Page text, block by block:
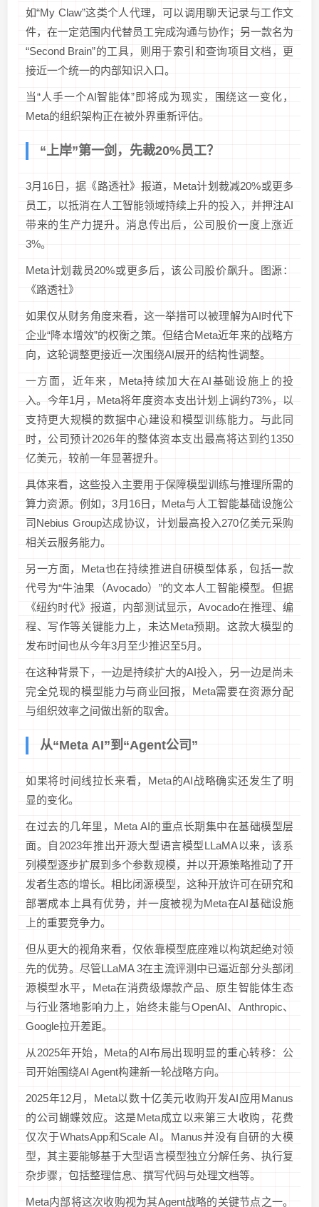
如“My Claw”这类个人代理，可以调用聊天记录与工作文
件，在一定范围内代替员工完成沟通与协作；另一款名为
“Second Brain”的工具，则用于索引和查询项目文档，更
接近一个统一的内部知识入口。
当“人手一个AI智能体”即将成为现实，围绕这一变化，
Meta的组织架构正在被外界重新评估。
“上岸”第一剑，先裁20%员工？
3月16日，据《路透社》报道，Meta计划裁减20%或更多
员工，以抵消在人工智能领域持续上升的投入，并押注AI
带来的生产力提升。消息传出后，公司股价一度上涨近
3%。
Meta计划裁员20%或更多后，该公司股价飙升。图源：
《路透社》
如果仅从财务角度来看，这一举措可以被理解为AI时代下
企业“降本增效”的权衡之策。但结合Meta近年来的战略方
向，这轮调整更接近一次围绕AI展开的结构性调整。
一方面，近年来，Meta持续加大在AI基础设施上的投
入。今年1月，Meta将年度资本支出计划上调约73%，以
支持更大规模的数据中心建设和模型训练能力。与此同
时，公司预计2026年的整体资本支出最高将达到约1350
亿美元，较前一年显著提升。
具体来看，这些投入主要用于保障模型训练与推理所需的
算力资源。例如，3月16日，Meta与人工智能基础设施公
司Nebius Group达成协议，计划最高投入270亿美元采购
相关云服务能力。
另一方面，Meta也在持续推进自研模型体系，包括一款
代号为“牛油果（Avocado）”的文本人工智能模型。但据
《纽约时代》报道，内部测试显示，Avocado在推理、编
程、写作等关键能力上，未达Meta预期。这款大模型的
发布时间也从今年3月至少推迟至5月。
在这种背景下，一边是持续扩大的AI投入，另一边是尚未
完全兑现的模型能力与商业回报，Meta需要在资源分配
与组织效率之间做出新的取舍。
从“Meta AI”到“Agent公司”
如果将时间线拉长来看，Meta的AI战略确实还发生了明
显的变化。
在过去的几年里，Meta AI的重点长期集中在基础模型层
面。自2023年推出开源大型语言模型LLaMA以来，该系
列模型逐步扩展到多个参数规模，并以开源策略推动了开
发者生态的增长。相比闭源模型，这种开放许可在研究和
部署成本上具有优势，并一度被视为Meta在AI基础设施
上的重要竞争力。
但从更大的视角来看，仅依靠模型底座难以构筑起绝对领
先的优势。尽管LLaMA 3在主流评测中已逼近部分头部闭
源模型水平，Meta在消费级爆款产品、原生智能体生态
与行业落地影响力上，始终未能与OpenAI、Anthropic、
Google拉开差距。
从2025年开始，Meta的AI布局出现明显的重心转移：公
司开始围绕AI Agent构建新一轮战略方向。
2025年12月，Meta以数十亿美元收购开发AI应用Manus
的公司蝴蝶效应。这是Meta成立以来第三大收购，花费
仅次于WhatsApp和Scale AI。Manus并没有自研的大模
型，其主要能够基于大型语言模型独立分解任务、执行复
杂步骤，包括整理信息、撰写代码与处理文档等。
Meta内部将这次收购视为其Agent战略的关键节点之一。